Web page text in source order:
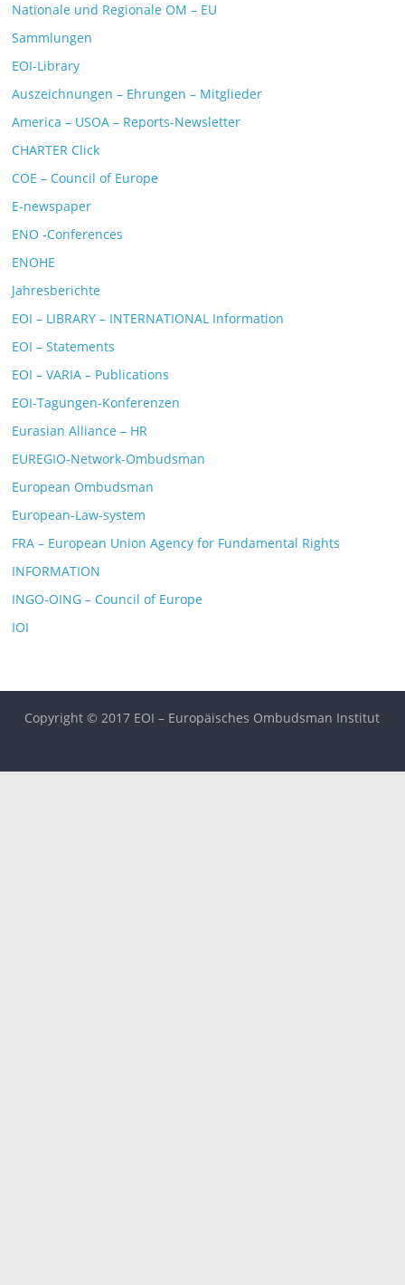
Nationale und Regionale OM – EU
Sammlungen
EOI-Library
Auszeichnungen – Ehrungen – Mitglieder
America – USOA – Reports-Newsletter
CHARTER Click
COE – Council of Europe
E-newspaper
ENO -Conferences
ENOHE
Jahresberichte
EOI – LIBRARY – INTERNATIONAL Information
EOI – Statements
EOI – VARIA – Publications
EOI-Tagungen-Konferenzen
Eurasian Alliance – HR
EUREGIO-Network-Ombudsman
European Ombudsman
European-Law-system
FRA – European Union Agency for Fundamental Rights
INFORMATION
INGO-OING – Council of Europe
IOI
Copyright © 2017 EOI – Europäisches Ombudsman Institut